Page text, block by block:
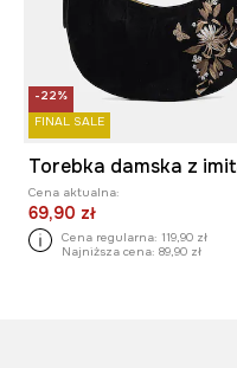
-22%
FINAL SALE
Cena aktualna:
69,90 zł
Cena regularna: 119,90 zł
Najniższa cena: 89,90 zł